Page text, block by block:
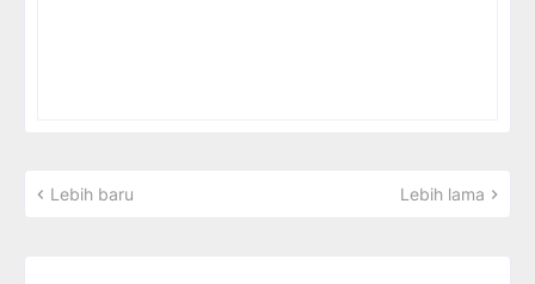
Lebih baru Lebih lama